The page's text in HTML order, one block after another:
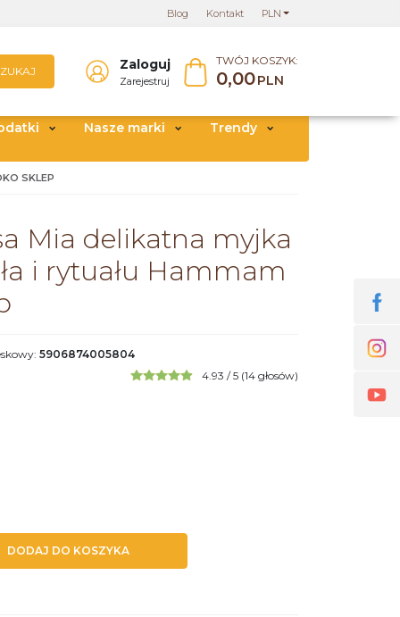
PLN
Blog Kontakt
Zaloguj
Zarejestruj
TWÓJ KOSZYK:
0,00PLN
Nasze marki Trendy
SKLEP
Mia delikatna myjka
i rytuału Hammam
: 5906874005804
4.93 /5 (14 głosów)
DODAJ DO KOSZYKA